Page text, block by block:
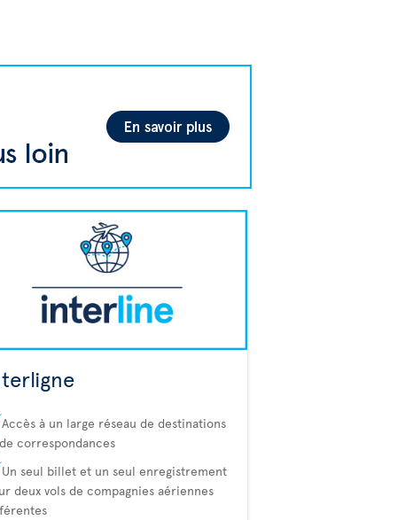
Accès à un large réseau de destinations
correspondances
Un seul billet et un seul enregistrement
deux vols de compagnies aériennes